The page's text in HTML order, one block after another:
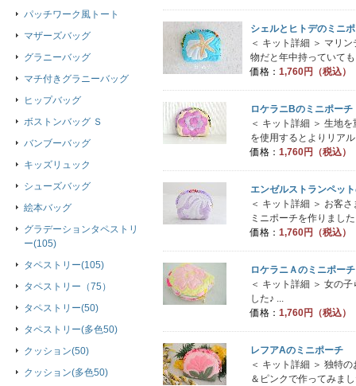
シェルとヒトデのミニ
＜ キット詳細 ＞ マリ
物だと年中持っていて
価格： 1,760円（税込）
ロケラニBのミニポーチ
＜ キット詳細 ＞ 生地
を使用するとよりリア
価格： 1,760円（税込）
エンゼルストランペッ
＜ キット詳細 ＞ お客
ミニポーチを作りました
価格： 1,760円（税込）
ロケラニＡのミニポーチ
＜ キット詳細 ＞ 女の
した♪ ...
価格： 1,760円（税込）
レフアAのミニポーチ
＜ キット詳細 ＞ 独特
＆ピンクで作ってみま
パッチワーク風トート
マザーズバッグ
グラニーバッグ
マチ付きグラニーバッグ
ヒップバッグ
ボストンバッグ Ｓ
バンブーバッグ
キッズリュック
シューズバッグ
絵本バッグ
グラデーションタペストリ
ー(105)
タペストリー(105)
タペストリー（75）
タペストリー(50)
タペストリー(多色50)
クッション(50)
クッション(多色50)